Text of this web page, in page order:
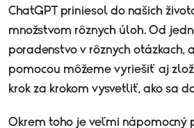
ChatGPT priniesol do našich
množstvom rôznych úloh. Od
poradenstvo v rôznych otázkach,
pomocou môžeme vyriešiť aj
krok za krokom vysvetliť, ako sa
Okrem toho je veľmi nápomocný